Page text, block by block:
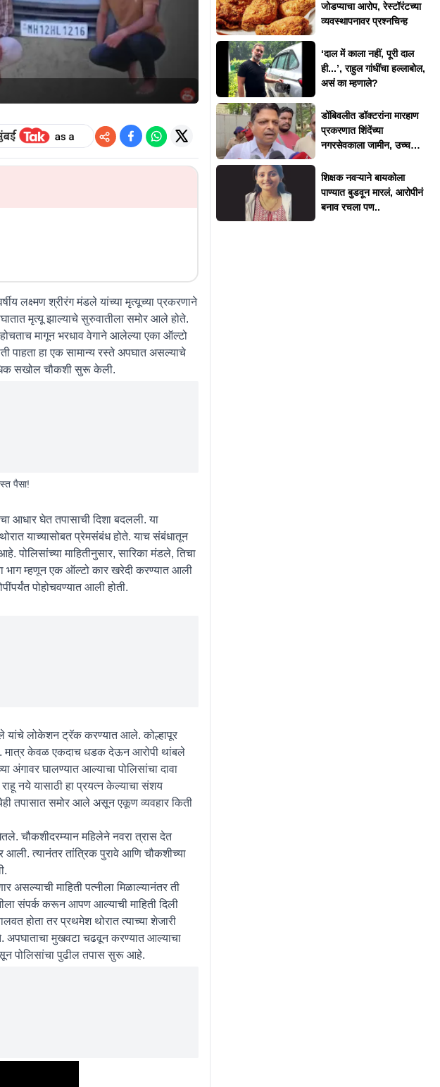
लक्ष्मण श्रीरंग मंडले यांच्या मृत्यूच्या प्रकरणाने
मृत्यू झाल्याचे सुरुवातीला समोर आले होते.
मागून भरधाव वेगाने आलेल्या एका ऑल्टो
पाहता हा एक सामान्य रस्ते अपघात असल्याचे
सखोल चौकशी सुरू केली.
पैसा!
आधार घेत तपासाची दिशा बदलली. या
याच्यासोबत प्रेमसंबंध होते. याच संबंधातून
पोलिसांच्या माहितीनुसार, सारिका मंडले, तिचा
भाग म्हणून एक ऑल्टो कार खरेदी करण्यात आली
पोहोचवण्यात आली होती.
यांचे लोकेशन ट्रॅक करण्यात आले. कोल्हापूर
मात्र केवळ एकदाच धडक देऊन आरोपी थांबले
अंगावर घालण्यात आल्याचा पोलिसांचा दावा
नये यासाठी हा प्रयत्न केल्याचा संशय
तपासात समोर आले असून एकूण व्यवहार किती
चौकशीदरम्यान महिलेने नवरा त्रास देत
आली. त्यानंतर तांत्रिक पुरावे आणि चौकशीच्या
असल्याची माहिती पत्नीला मिळाल्यानंतर ती
संपर्क करून आपण आल्याची माहिती दिली
होता तर प्रथमेश थोरात त्याच्या शेजारी
मुखवटा चढवून करण्यात आल्याचा
पोलिसांचा पुढील तपास सुरू आहे.
जोडप्याचा आरोप, रेस्टॉरंटच्या
व्यवस्थापनावर प्रश्नचिन्ह
‘दाल में काला नहीं, पूरी दाल
ही...’, राहुल गांधींचा हल्लाबोल,
असं का म्हणाले?
डोंबिवलीत डॉक्टरांना मारहाण
प्रकरणात शिंदेंच्या
नगरसेवकाला जामीन, उच्च
शिक्षक नवऱ्याने बायकोला
पाण्यात बुडवून मारलं, आरोपीनं
बनाव रचला पण..